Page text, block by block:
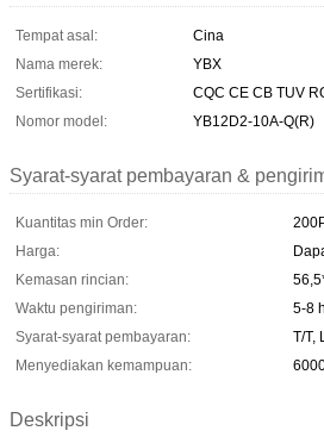
Tempat asal:
Cina
Nama merek:
YBX
Sertifikasi:
CQC CE CB TUV
Nomor model:
YB12D2-10A-Q(R)
Syarat-syarat pembayaran &
Kuantitas min Order:
Harga:
Kemasan rincian:
Waktu pengiriman:
5-8
Syarat-syarat pembayaran:
T/T,
Menyediakan kemampuan:
Deskripsi